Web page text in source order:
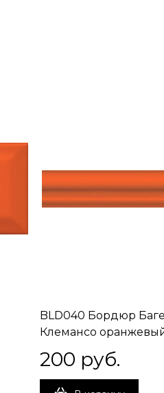
BLD040 Бордюр
Клемансо оранжевый
200 руб.